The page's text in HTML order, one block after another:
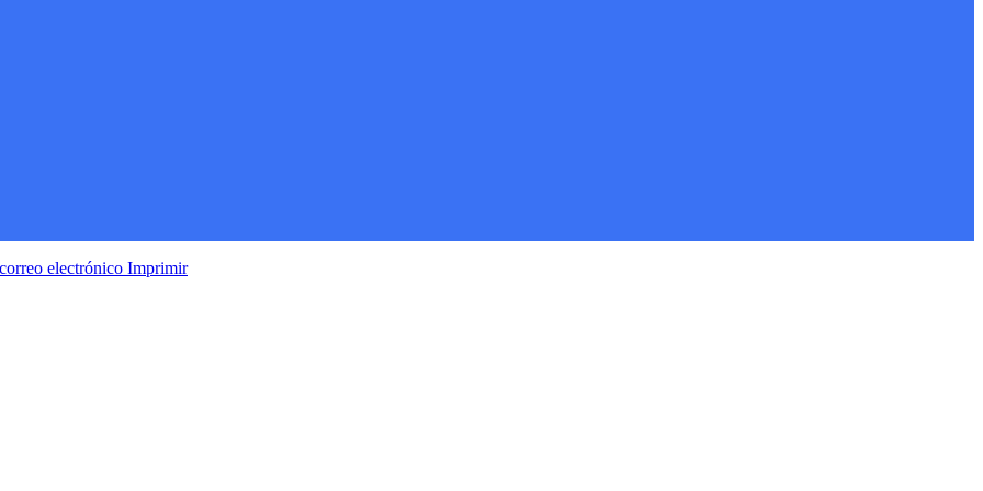
electrónico Imprimir